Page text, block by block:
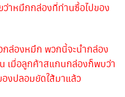
ว่าหมึกกล่องที่ท่านซื้อไปของ
กล่องหมึก พวกนี้จะนำกล่อง
เมื่อลูกค้าสแกนกล่องก็พบว่า
งปลอมยัดใส้มาแล้ว